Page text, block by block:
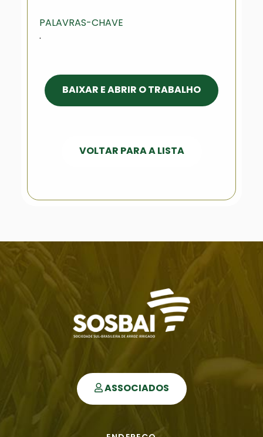
PALAVRAS-CHAVE
.
BAIXAR E ABRIR O TRABALHO
VOLTAR PARA A LISTA
ASSOCIADOS